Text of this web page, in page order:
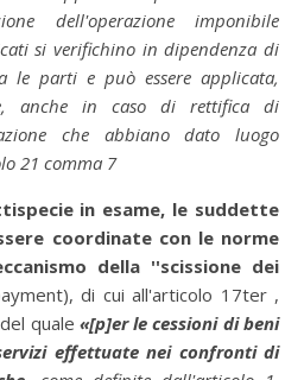
dell'operazione imponibile
si verifichino in dipendenza di
le parti e può essere applicata,
anche in caso di rettifica di
che abbiano dato luogo
21 comma 7
in esame, le suddette
coordinate con le norme
della ''scissione dei
di cui all'articolo 17ter ,
quale «[p]er le cessioni di beni
effettuate nei confronti di